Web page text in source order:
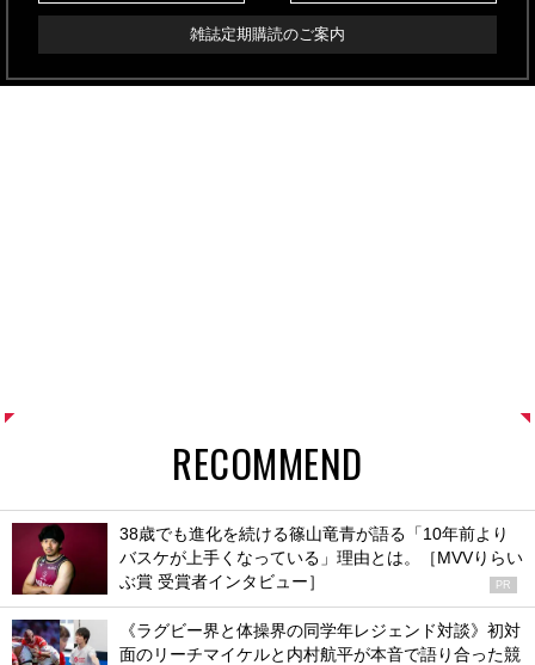
雑誌定期購読のご案内
RECOMMEND
38歳でも進化を続ける篠山竜青が語る「10年前より
バスケが上手くなっている」理由とは。［MVVりらい
ぶ賞 受賞者インタビュー］
PR
《ラグビー界と体操界の同学年レジェンド対談》初対
面のリーチマイケルと内村航平が本音で語り合った競